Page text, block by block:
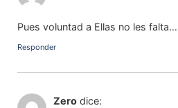
Pues voluntad a Ellas no les falta…
Responder
Zero dice: